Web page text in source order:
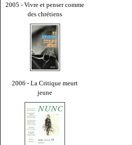
2005 - Vivre et penser comme
des chrétiens
2006 - La Critique meurt
jeune